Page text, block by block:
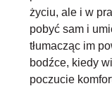
życiu, ale i w
pobyć sam i
tłumacząc im
bodźce, kiedy
poczucie